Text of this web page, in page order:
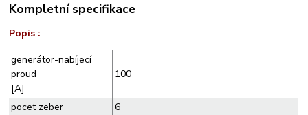
Kompletní specifikace
Popis :
generátor-nabíjecí
proud
[A]
100
pocet zeber
6